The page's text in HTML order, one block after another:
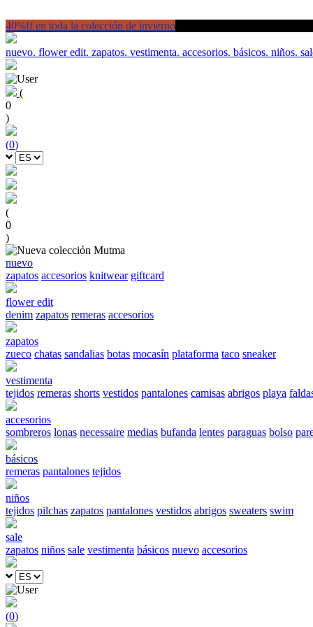
40%ff en toda la colección de invierno
nuevo. flower edit. zapatos. vestimenta. accesorios. básicos. niños.
(
0
)
(0)
(
0
)
nuevo
zapatos accesorios knitwear giftcard
flower edit
denim zapatos remeras accesorios
zapatos
zueco chatas sandalias botas mocasín plataforma taco sneaker
vestimenta
tejidos remeras shorts vestidos pantalones camisas abrigos playa
accesorios
sombreros lonas necessaire medias bufanda lentes paraguas bolso
básicos
remeras pantalones tejidos
niños
tejidos pilchas zapatos pantalones vestidos abrigos sweaters swim
sale
zapatos niños sale vestimenta básicos nuevo accesorios
(0)